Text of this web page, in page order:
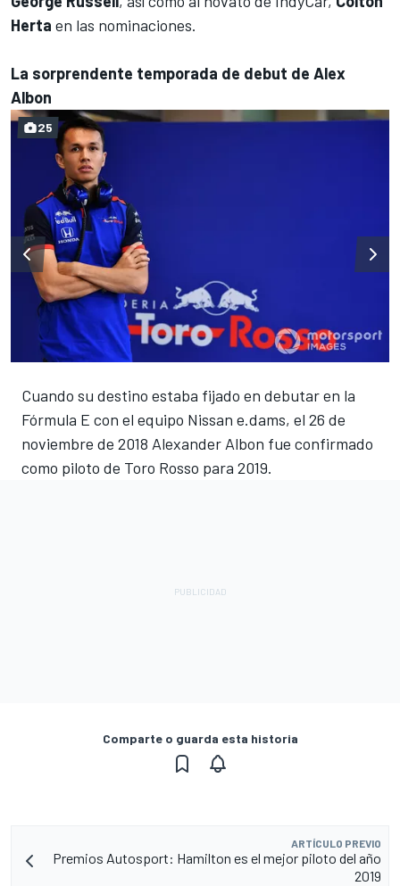
Herta en las nominaciones.
La sorprendente temporada de debut de Alex
Albon
Cuando su destino estaba fijado en debutar en la
Fórmula E con el equipo Nissan e.dams, el 26 de
noviembre de 2018 Alexander Albon fue confirmado
como piloto de Toro Rosso para 2019.
25
Comparte o guarda esta historia
ARTÍCULO PREVIO
Premios Autosport: Hamilton es el mejor piloto del año
2019